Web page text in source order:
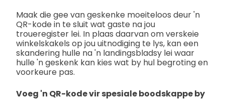
Maak die gee van geskenke moeiteloos deur 'n
QR-kode in te sluit wat gaste na jou
troueregister lei. In plaas daarvan om verskeie
winkelskakels op jou uitnodiging te lys, kan een
skandering hulle na 'n landingsbladsy lei waar
hulle 'n geskenk kan kies wat by hul begroting en
voorkeure pas.
Voeg 'n QR-kode vir spesiale boodskappe by